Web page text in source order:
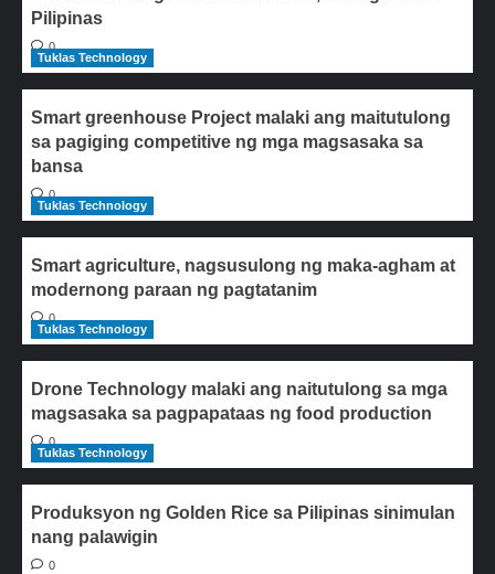
Pilipinas
0
Tuklas Technology
Smart greenhouse Project malaki ang maitutulong
sa pagiging competitive ng mga magsasaka sa
bansa
0
Tuklas Technology
Smart agriculture, nagsusulong ng maka-agham at
modernong paraan ng pagtatanim
0
Tuklas Technology
Drone Technology malaki ang naitutulong sa mga
magsasaka sa pagpapataas ng food production
0
Tuklas Technology
Produksyon ng Golden Rice sa Pilipinas sinimulan
nang palawigin
0